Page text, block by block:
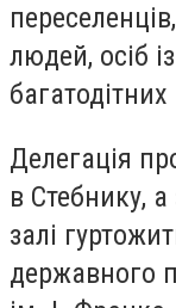
людей, осіб
Делегація
в Стебнику,
залі
державного